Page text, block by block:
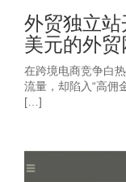
外贸独立
美元的外贸
在跨境电商竞争白
流量，却陷入“高佣
[…]